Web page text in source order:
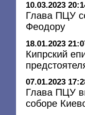
10.03.2023
Глава ПЦУ
Феодору
18.01.2023
Кипрский
07.01.2023
Глава ПЦУ
соборе